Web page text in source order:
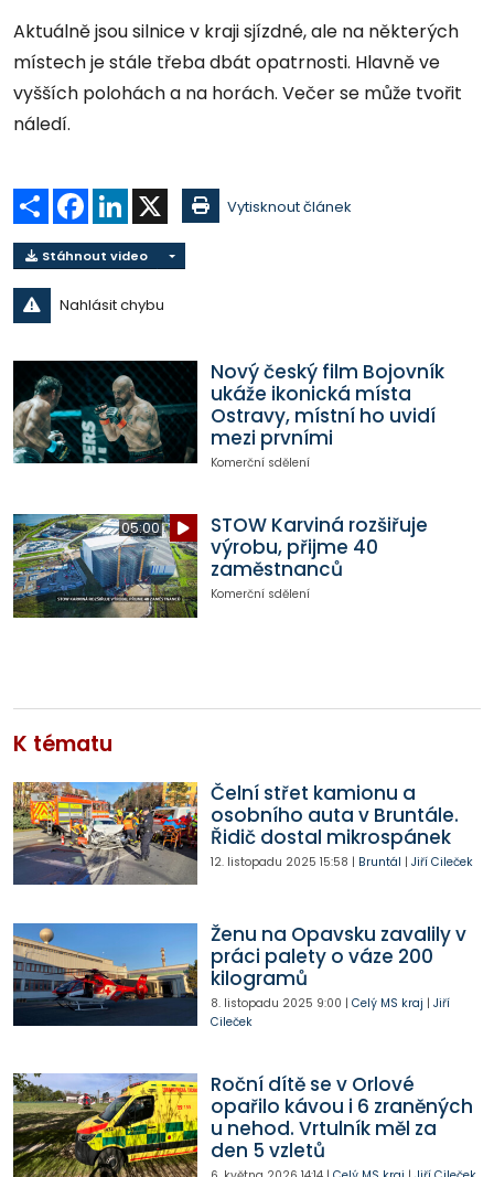
Aktuálně jsou silnice v kraji sjízdné, ale na některých
místech je stále třeba dbát opatrnosti. Hlavně ve
vyšších polohách a na horách. Večer se může tvořit
náledí.
Sdílet Facebook
LinkedIn Vytisknout článek
Stáhnout video
Nahlásit chybu
Nový český film Bojovník
ukáže ikonická místa
Ostravy, místní ho uvidí
mezi prvními
Komerční sdělení
05:00
STOW Karviná rozšiřuje
výrobu, přijme 40
zaměstnanců
Komerční sdělení
K tématu
Čelní střet kamionu a
osobního auta v Bruntále.
Řidič dostal mikrospánek
12. listopadu 2025 15:58 | Bruntál | Jiří Cileček
Ženu na Opavsku zavalily v
práci palety o váze 200
kilogramů
8. listopadu 2025 9:00 | Celý MS kraj | Jiří
Cileček
Roční dítě se v Orlové
opařilo kávou i 6 zraněných
u nehod. Vrtulník měl za
den 5 vzletů